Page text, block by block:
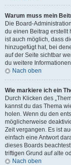
Warum muss mein
Die Board-
du einen Beitrag erstellt
ist auch möglich, dass
hinzugefügt hat, bei
auf der Seite sichtbar
du weitere
Nach oben
Wie markiere ich ein
Durch Klicken des
kannst du das Thema
holen. Wenn du den
möglicherweise
Zeit vergangen. Es ist
einfach eine Antwort
dieses Boards
triftigen Grund auf alte
Nach oben